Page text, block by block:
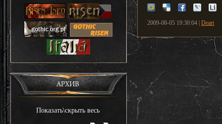
АРХИВ
Показать\скрыть весь
2009-08-05 19:30:04 | Deart